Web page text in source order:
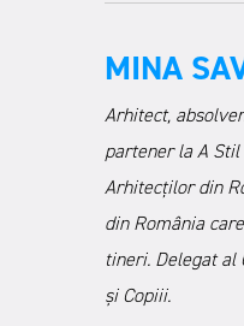
MINA
Arhitect,
partener la A
Arhitecţilor din
din România
tineri. Delegat
și Copiii.